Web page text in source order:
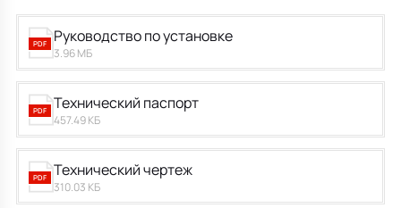
PDF Руководство по установке
3.96 МБ
PDF Технический паспорт
457.49 КБ
PDF Технический чертеж
310.03 КБ